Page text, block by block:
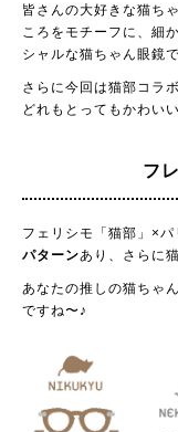
皆さんの大好きな猫ち
ころをモチーフに、細
シャルな猫ちゃん眼鏡で
さらに今回は猫部コラ
どれもとってもかわい
フ
フェリシモ「猫部」×
パターンあり、さらに
あなたの推しの猫ちゃ
ですね〜♪